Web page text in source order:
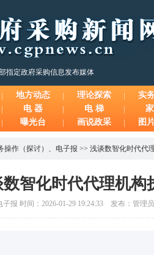
指定政府采购信息发布媒体
地方动态 理论探索
实
电 器 电 梯
曝光台 画说政采 图
操作（探讨） 、 电子报 >> 浅谈数智化时代代
智化时代代理机构
报 时间：2026-01-29 19:24:33 发布：管理